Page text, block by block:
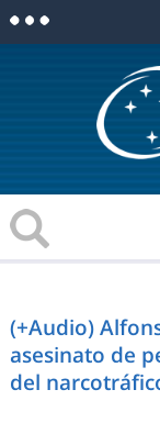
(+Audio)
asesinato de
del